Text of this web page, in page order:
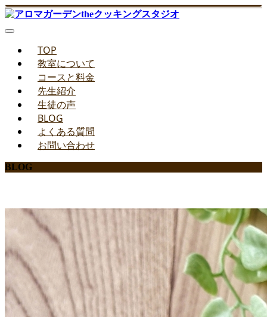
TOP
教室について
コースと料金
先生紹介
生徒の声
BLOG
よくある質問
お問い合わせ
BLOG